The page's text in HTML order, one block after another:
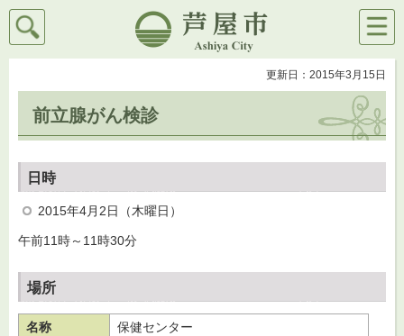
芦屋市
検索
メニ
ュー
更新日：2015年3月15日
前立腺がん検診
日時
2015年4月2日（木曜日）
午前11時～11時30分
場所
名称
保健センター